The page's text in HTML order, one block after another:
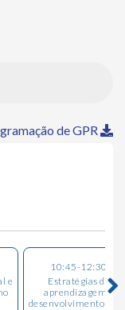
de GPR
e
10:45-12:30
Estratégias de
aprendizagem e
desenvolvimento de